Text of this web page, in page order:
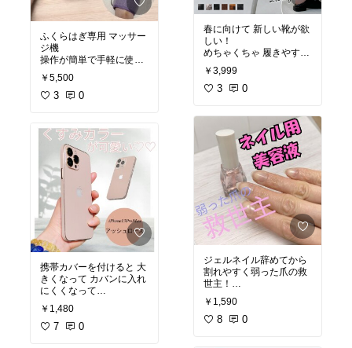
ふくらはぎ専用 マッサー
ジ機
操作が簡単で手軽に使え
魔にならない！
初めの一掴みはなかなか
ちゃ効きます！
10分で自動で切れるので
安心！
気持ちいいし お陰様で浮
腫みも取れました♡♡
#オリジナル写真
#お買い物メモ
#マッサージ機
#浮腫解消
#買ってよかった物
#楽天room
￥5,500
3 0
携帯カバーを付けると 大
きくなって カバンに入れ
にくくなって
honeに直接 貼れるシー
ル
￥1,480
7 0
春に向けて 新しい靴が欲
しい！
めちゃくちゃ 履きやすそ
う！
#履きやすい靴
#オシャレ靴
#楽天room
￥3,999
3 0
ジェルネイル辞めてから
割れやすく弱った爪の救
世主！
塗ってすぐ乾くし 素爪が
綺麗に♡♡
￥1,590
8 0